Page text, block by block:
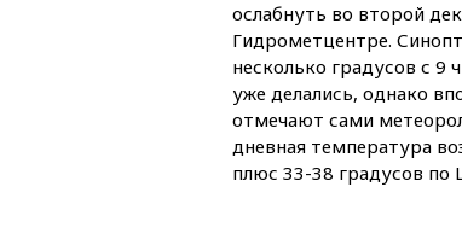
ослабнуть во второй
Гидрометцентре.
несколько градусов с 9
уже делались, однако
отмечают сами
дневная температура
плюс 33-38 градусов по